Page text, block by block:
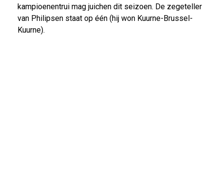
kampioenentrui mag juichen dit seizoen. De zegeteller
van Philipsen staat op één (hij won Kuurne-Brussel-
Kuurne).